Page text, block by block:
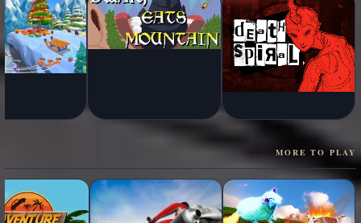
MORE TO PLAY